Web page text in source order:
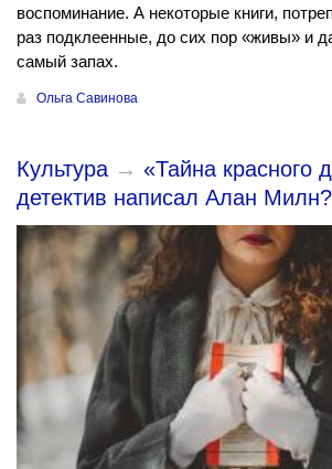
воспоминание. А некоторые книги,
раз подклеенные, до сих пор «живы» и
самый запах.
Ольга Савинова
Культура→ «Тайна красного
детектив написал Алан Милн?